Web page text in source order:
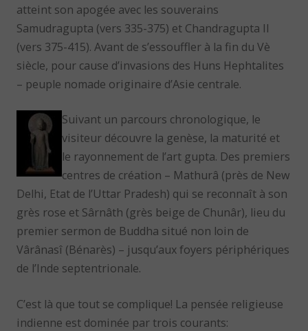
atteint son apogée avec les souverains
Samudragupta (vers 335-375) et Chandragupta II
(vers 375-415). Avant de s’essouffler à la fin du Vè
siècle, pour cause d’invasions des Huns Hephtalites
– peuple nomade originaire d’Asie centrale.
Suivant un parcours chronologique, le
visiteur découvre la genèse, la maturité et
le rayonnement de l’art gupta. Des premiers
centres de création – Mathurâ (près de New
Delhi, Etat de l’Uttar Pradesh) qui se reconnaît à son
grès rose et Sârnâth (grès beige de Chunâr), lieu du
premier sermon de Buddha situé non loin de
Vârânasî (Bénarès) – jusqu’aux foyers périphériques
de l’Inde septentrionale.
C’est là que tout se complique! La pensée religieuse
indienne est dominée par trois courants: